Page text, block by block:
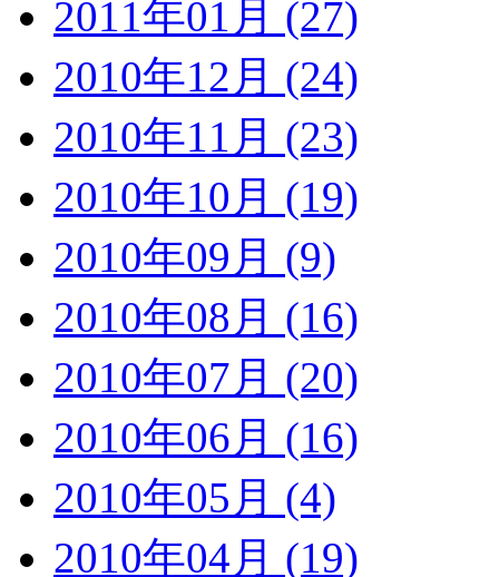
2011年01月 (27)
2010年12月 (24)
2010年11月 (23)
2010年10月 (19)
2010年09月 (9)
2010年08月 (16)
2010年07月 (20)
2010年06月 (16)
2010年05月 (4)
2010年04月 (19)